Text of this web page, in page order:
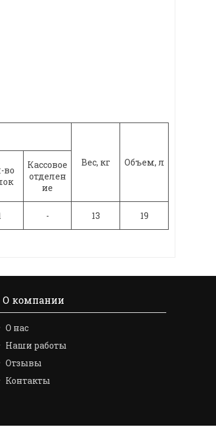
Вес, кг
Объем, л
во
Кассовое
отделен
ие
- 13 19
О компании
О нас
Наши работы
Отзывы
Контакты